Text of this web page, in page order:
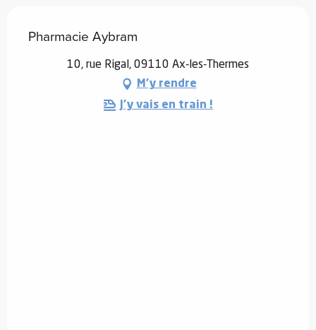
Pharmacie Aybram
10, rue Rigal, 09110 Ax-les-Thermes
M'y rendre
J'y vais en train !